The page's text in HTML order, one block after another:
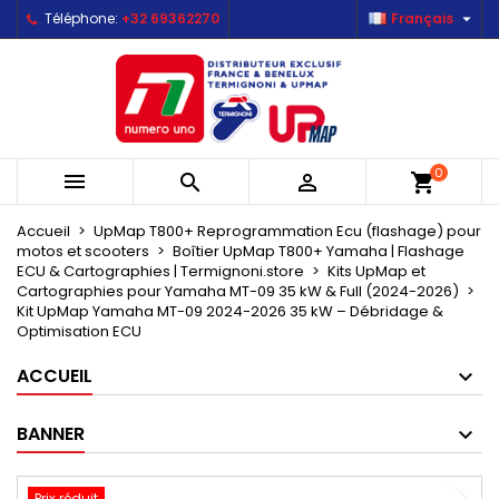
Téléphone: +32 69362270 Français 
   shopping_cart0
Accueil
UpMap T800+ Reprogrammation Ecu (flashage) pour
motos et scooters
Boîtier UpMap T800+ Yamaha | Flashage
ECU & Cartographies | Termignoni.store
Kits UpMap et
Cartographies pour Yamaha MT-09 35 kW & Full (2024-2026)
Kit UpMap Yamaha MT-09 2024-2026 35 kW – Débridage &
Optimisation ECU
ACCUEIL
BANNER
Mes listes d'envies ×
Créer une nouvelle liste
Créer une liste d'envies ×
Nom de la liste d'envies
Connexion ×
Vous devez être connecté pour ajouter des produits
à votre liste d'envies.
Annuler Connexion